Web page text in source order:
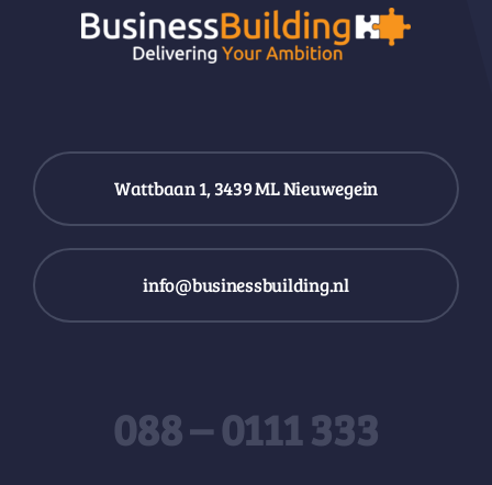
Wattbaan 1, 3439 ML Nieuwegein
info@businessbuilding.nl
088 – 0111 333